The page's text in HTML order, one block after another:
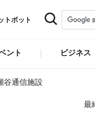
トボット
ント ビジネス
谷通信施設
最